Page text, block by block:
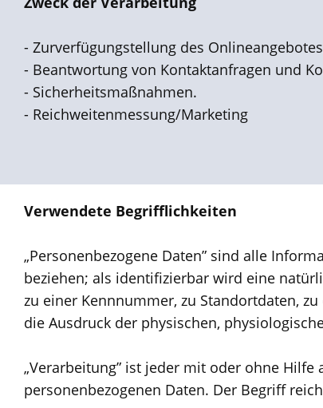
- Zurverfügungstellung des
- Beantwortung von Kontaktanfragen und
- Sicherheitsmaßnahmen.
- Reichweitenmessung/Marketing
Verwendete Begrifflichkeiten
„Personenbezogene Daten” sind alle
beziehen; als identifizierbar wird eine
zu einer Kennnummer, zu Standortdaten,
die Ausdruck der physischen,
„Verarbeitung” ist jeder mit oder ohne
personenbezogenen Daten. Der Begriff